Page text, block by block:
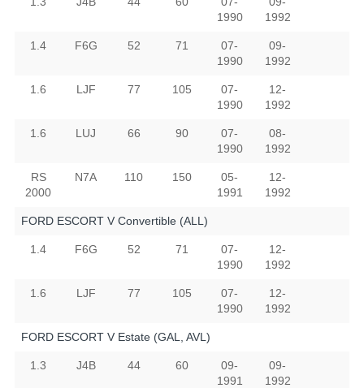
1990
1992
1.4 F6G 52 71
07-
1990
09-
1992
1.6 LJF 77 105
07-
1990
12-
1992
1.6 LUJ 66 90
07-
1990
08-
1992
RS
2000
N7A 110 150
05-
1991
12-
1992
FORD ESCORT V Convertible (ALL)
1.4 F6G 52 71
07-
1990
12-
1992
1.6 LJF 77 105
07-
1990
12-
1992
FORD ESCORT V Estate (GAL, AVL)
1.3 J4B 44 60
09-
1991
09-
1992